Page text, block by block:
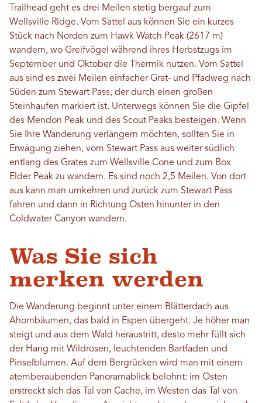
Trailhead geht es drei Meilen stetig bergauf zum
Wellsville Ridge. Vom Sattel aus können Sie ein kurzes
Stück nach Norden zum Hawk Watch Peak (2617 m)
wandern, wo Greifvögel während ihres Herbstzugs im
September und Oktober die Thermik nutzen. Vom Sattel
aus sind es zwei Meilen einfacher Grat- und Pfadweg nach
Süden zum Stewart Pass, der durch einen großen
Steinhaufen markiert ist. Unterwegs können Sie die Gipfel
des Mendon Peak und des Scout Peaks besteigen. Wenn
Sie Ihre Wanderung verlängern möchten, sollten Sie in
Erwägung ziehen, vom Stewart Pass aus weiter südlich
entlang des Grates zum Wellsville Cone und zum Box
Elder Peak zu wandern. Es sind noch 2,5 Meilen. Von dort
aus kann man umkehren und zurück zum Stewart Pass
fahren und dann in Richtung Osten hinunter in den
Coldwater Canyon wandern.
Was Sie sich
merken werden
Die Wanderung beginnt unter einem Blätterdach aus
Ahornbäumen, das bald in Espen übergeht. Je höher man
steigt und aus dem Wald heraustritt, desto mehr füllt sich
der Hang mit Wildrosen, leuchtenden Bartfaden und
Pinselblumen. Auf dem Bergrücken wird man mit einem
atemberaubenden Panoramablick belohnt: im Osten
erstreckt sich das Tal von Cache, im Westen das Tal von